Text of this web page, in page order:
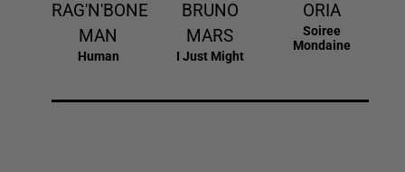
RAG'N'BONE
MAN
Human
BRUNO
MARS
I Just Might
ORIA
Soiree
Mondaine